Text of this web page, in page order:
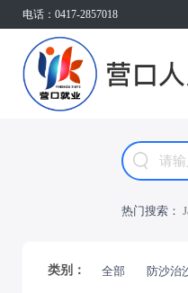
电话：0417-2857018
热门搜索：
类别： 全部 防沙治